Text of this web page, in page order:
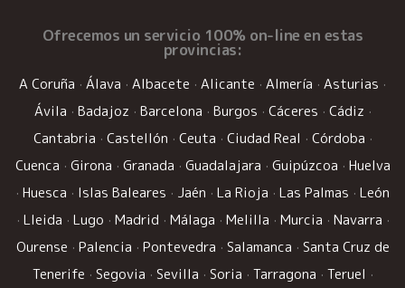
Ofrecemos un servicio 100% on-line en estas
provincias:
A Coruña · Álava · Albacete · Alicante · Almería · Asturias ·
Ávila · Badajoz · Barcelona · Burgos · Cáceres · Cádiz ·
Cantabria · Castellón · Ceuta · Ciudad Real · Córdoba ·
Cuenca · Girona · Granada · Guadalajara · Guipúzcoa · Huelva
· Huesca · Islas Baleares · Jaén · La Rioja · Las Palmas · León
· Lleida · Lugo · Madrid · Málaga · Melilla · Murcia · Navarra ·
Ourense · Palencia · Pontevedra · Salamanca · Santa Cruz de
Tenerife · Segovia · Sevilla · Soria · Tarragona · Teruel ·